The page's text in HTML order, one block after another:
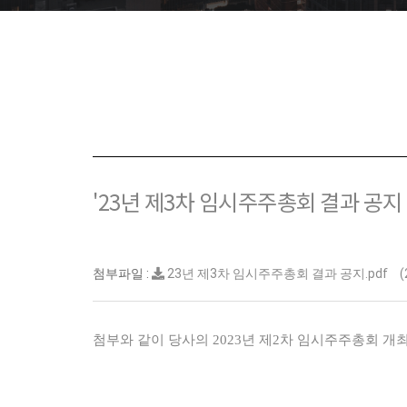
'23년 제3차 임시주주총회 결과 공지
첨부파일 : 23년 제3차 임시주주총회 결과 공지.pdf
첨부와 같이 당사의 2023년 제2차 임시주주총회 개